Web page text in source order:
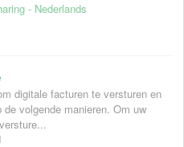
- Nederlands
digitale facturen te versturen en
volgende manieren. Om uw